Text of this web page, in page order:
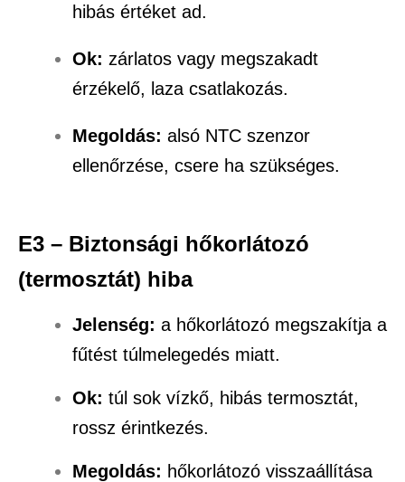
hibás értéket ad.
Ok: zárlatos vagy megszakadt
érzékelő, laza csatlakozás.
Megoldás: alsó NTC szenzor
ellenőrzése, csere ha szükséges.
E3 – Biztonsági hőkorlátozó
(termosztát) hiba
Jelenség: a hőkorlátozó megszakítja a
fűtést túlmelegedés miatt.
Ok: túl sok vízkő, hibás termosztát,
rossz érintkezés.
Megoldás: hőkorlátozó visszaállítása